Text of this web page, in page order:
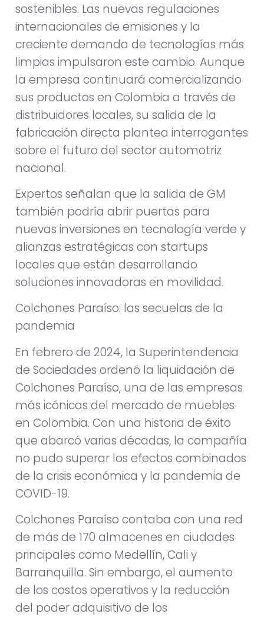
sostenibles. Las nuevas regulaciones
internacionales de emisiones y la
creciente demanda de tecnologías más
limpias impulsaron este cambio. Aunque
la empresa continuará comercializando
sus productos en Colombia a través de
distribuidores locales, su salida de la
fabricación directa plantea interrogantes
sobre el futuro del sector automotriz
nacional.
Expertos señalan que la salida de GM
también podría abrir puertas para
nuevas inversiones en tecnología verde y
alianzas estratégicas con startups
locales que están desarrollando
soluciones innovadoras en movilidad.
Colchones Paraíso: las secuelas de la
pandemia
En febrero de 2024, la Superintendencia
de Sociedades ordenó la liquidación de
Colchones Paraíso, una de las empresas
más icónicas del mercado de muebles
en Colombia. Con una historia de éxito
que abarcó varias décadas, la compañía
no pudo superar los efectos combinados
de la crisis económica y la pandemia de
COVID-19.
Colchones Paraíso contaba con una red
de más de 170 almacenes en ciudades
principales como Medellín, Cali y
Barranquilla. Sin embargo, el aumento
de los costos operativos y la reducción
del poder adquisitivo de los